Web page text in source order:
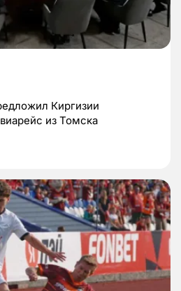
Киргизии
из Томска